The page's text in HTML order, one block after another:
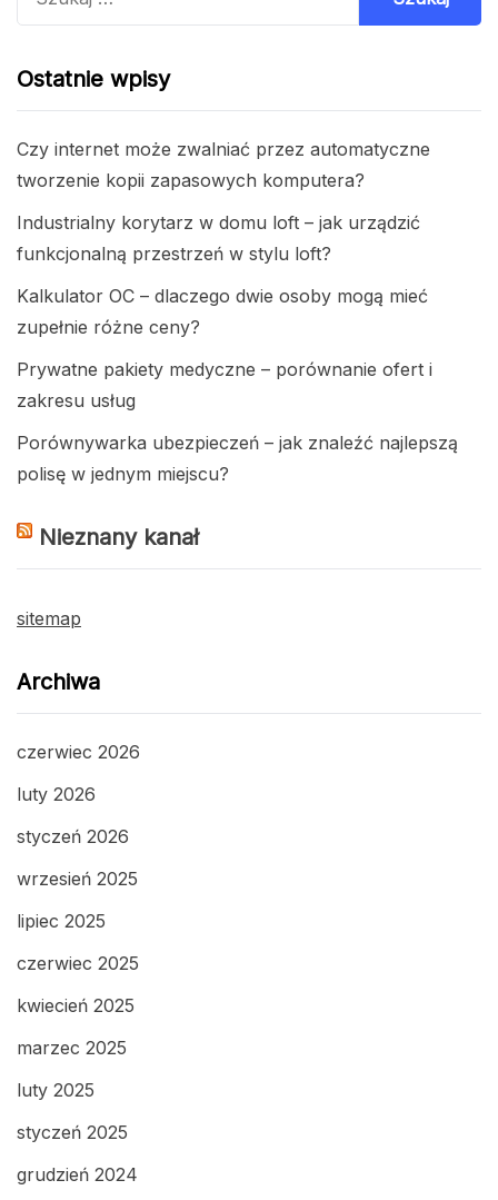
Ostatnie wpisy
Czy internet może zwalniać przez automatyczne
tworzenie kopii zapasowych komputera?
Industrialny korytarz w domu loft – jak urządzić
funkcjonalną przestrzeń w stylu loft?
Kalkulator OC – dlaczego dwie osoby mogą mieć
zupełnie różne ceny?
Prywatne pakiety medyczne – porównanie ofert i
zakresu usług
Porównywarka ubezpieczeń – jak znaleźć najlepszą
polisę w jednym miejscu?
Nieznany kanał
sitemap
Archiwa
czerwiec 2026
luty 2026
styczeń 2026
wrzesień 2025
lipiec 2025
czerwiec 2025
kwiecień 2025
marzec 2025
luty 2025
styczeń 2025
grudzień 2024